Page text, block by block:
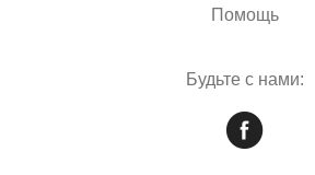
Помощь
Будьте с нами: